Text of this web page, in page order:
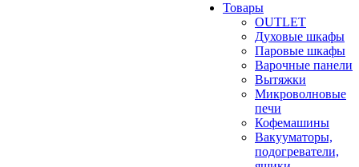
Товары
OUTLET
Духовые шкафы
Паровые шкафы
Варочные панели
Вытяжки
Микроволновые
печи
Кофемашины
Вакууматоры,
подогреватели,